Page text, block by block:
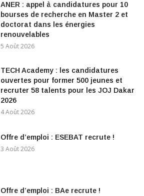
ANER : appel à candidatures pour 10
bourses de recherche en Master 2 et
doctorat dans les énergies
renouvelables
5 Août 2026
TECH Academy : les candidatures
ouvertes pour former 500 jeunes et
recruter 58 talents pour les JOJ Dakar
2026
4 Août 2026
Offre d’emploi : ESEBAT recrute !
3 Août 2026
Offre d’emploi : BAe recrute !